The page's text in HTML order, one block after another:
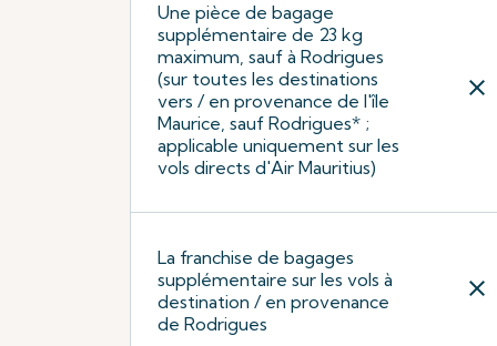
Une pièce de bagage
supplémentaire de 23 kg
maximum, sauf à Rodrigues
(sur toutes les destinations
vers / en provenance de l'île
Maurice, sauf Rodrigues* ;
applicable uniquement sur les
vols directs d'Air Mauritius)
close
La franchise de bagages
supplémentaire sur les vols à
destination / en provenance
de Rodrigues
close